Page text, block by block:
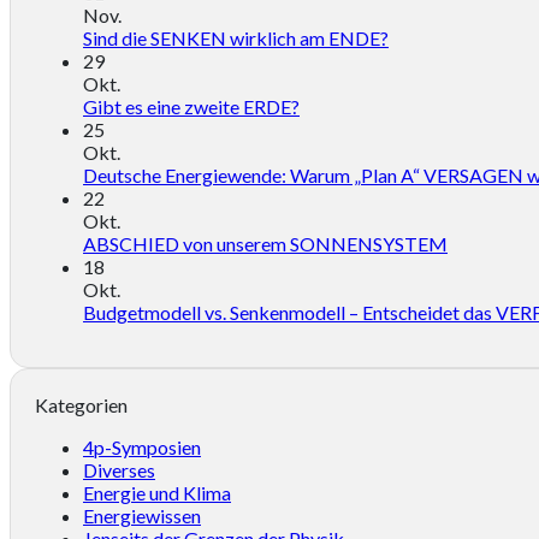
Nov.
Sind die SENKEN wirklich am ENDE?
29
Okt.
Gibt es eine zweite ERDE?
25
Okt.
Deutsche Energiewende: Warum „Plan A“ VERSAGEN
22
Okt.
ABSCHIED von unserem SONNENSYSTEM
18
Okt.
Budgetmodell vs. Senkenmodell – Entscheidet das
Kategorien
4p-Symposien
Diverses
Energie und Klima
Energiewissen